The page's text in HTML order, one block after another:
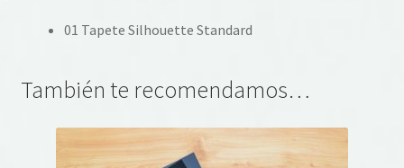
01 Tapete Silhouette Standard
También te recomendamos…